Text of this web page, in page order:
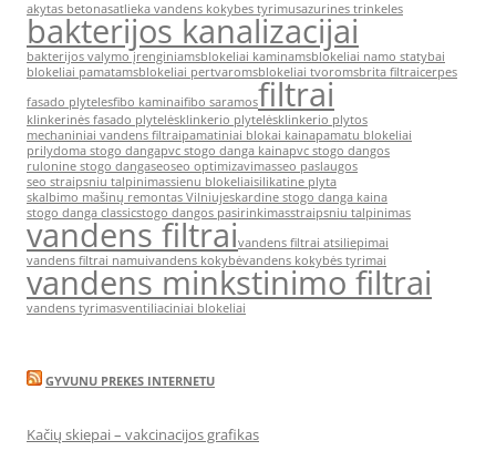
akytas betonasatlieka vandens kokybes tyrimusazurines trinkeles
bakterijos kanalizacijai
bakterijos valymo įrenginiamsblokeliai kaminamsblokeliai namo statybai
blokeliai pamatamsblokeliai pertvaromsblokeliai tvoromsbrita filtraicerpes
fasado plytelesfibo kaminaifibo saramosfiltrai
klinkerinės fasado plytelėsklinkerio plytelėsklinkerio plytos
mechaniniai vandens filtraipamatiniai blokai kainapamatu blokeliai
prilydoma stogo dangapvc stogo danga kainapvc stogo dangos
rulonine stogo dangaseoseo optimizavimasseo paslaugos
seo straipsniu talpinimassienu blokeliaisilikatine plyta
skalbimo mašinų remontas Vilniujeskardine stogo danga kaina
stogo danga classicstogo dangos pasirinkimasstraipsniu talpinimas
vandens filtraivandens filtrai atsiliepimai
vandens filtrai namuivandens kokybėvandens kokybės tyrimai
vandens minkstinimo filtrai
vandens tyrimasventiliaciniai blokeliai
GYVUNU PREKES INTERNETU
Kačių skiepai – vakcinacijos grafikas